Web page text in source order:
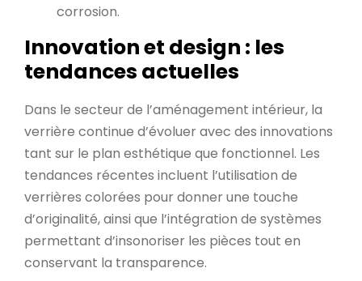
corrosion.
Innovation et design : les
tendances actuelles
Dans le secteur de l’aménagement intérieur, la
verrière continue d’évoluer avec des innovations
tant sur le plan esthétique que fonctionnel. Les
tendances récentes incluent l’utilisation de
verrières colorées pour donner une touche
d’originalité, ainsi que l’intégration de systèmes
permettant d’insonoriser les pièces tout en
conservant la transparence.